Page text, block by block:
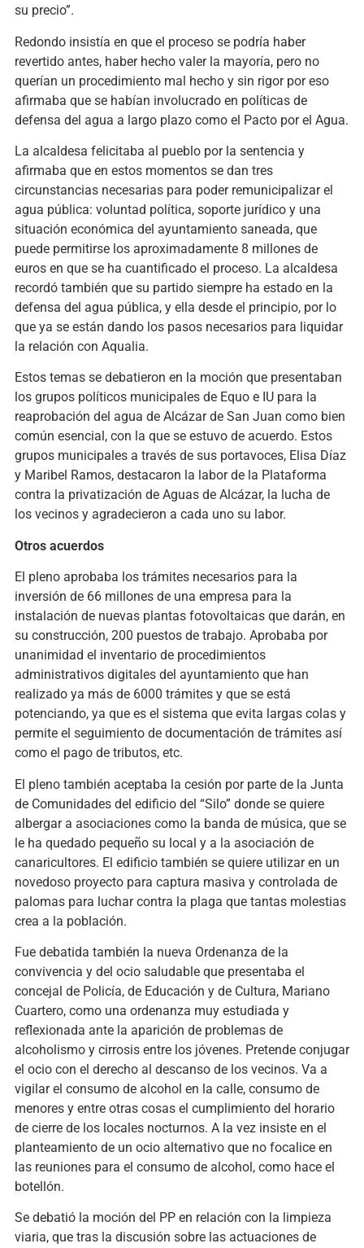
su precio”.
Redondo insistía en que el proceso se podría haber
revertido antes, haber hecho valer la mayoría, pero no
querían un procedimiento mal hecho y sin rigor por eso
afirmaba que se habían involucrado en políticas de
defensa del agua a largo plazo como el Pacto por el Agua.
La alcaldesa felicitaba al pueblo por la sentencia y
afirmaba que en estos momentos se dan tres
circunstancias necesarias para poder remunicipalizar el
agua pública: voluntad política, soporte jurídico y una
situación económica del ayuntamiento saneada, que
puede permitirse los aproximadamente 8 millones de
euros en que se ha cuantificado el proceso. La alcaldesa
recordó también que su partido siempre ha estado en la
defensa del agua pública, y ella desde el principio, por lo
que ya se están dando los pasos necesarios para liquidar
la relación con Aqualia.
Estos temas se debatieron en la moción que presentaban
los grupos políticos municipales de Equo e IU para la
reaprobación del agua de Alcázar de San Juan como bien
común esencial, con la que se estuvo de acuerdo. Estos
grupos municipales a través de sus portavoces, Elisa Díaz
y Maribel Ramos, destacaron la labor de la Plataforma
contra la privatización de Aguas de Alcázar, la lucha de
los vecinos y agradecieron a cada uno su labor.
Otros acuerdos
El pleno aprobaba los trámites necesarios para la
inversión de 66 millones de una empresa para la
instalación de nuevas plantas fotovoltaicas que darán, en
su construcción, 200 puestos de trabajo. Aprobaba por
unanimidad el inventario de procedimientos
administrativos digitales del ayuntamiento que han
realizado ya más de 6000 trámites y que se está
potenciando, ya que es el sistema que evita largas colas y
permite el seguimiento de documentación de trámites así
como el pago de tributos, etc.
El pleno también aceptaba la cesión por parte de la Junta
de Comunidades del edificio del “Silo” donde se quiere
albergar a asociaciones como la banda de música, que se
le ha quedado pequeño su local y a la asociación de
canaricultores. El edificio también se quiere utilizar en un
novedoso proyecto para captura masiva y controlada de
palomas para luchar contra la plaga que tantas molestias
crea a la población.
Fue debatida también la nueva Ordenanza de la
convivencia y del ocio saludable que presentaba el
concejal de Policía, de Educación y de Cultura, Mariano
Cuartero, como una ordenanza muy estudiada y
reflexionada ante la aparición de problemas de
alcoholismo y cirrosis entre los jóvenes. Pretende conjugar
el ocio con el derecho al descanso de los vecinos. Va a
vigilar el consumo de alcohol en la calle, consumo de
menores y entre otras cosas el cumplimiento del horario
de cierre de los locales nocturnos. A la vez insiste en el
planteamiento de un ocio alternativo que no focalice en
las reuniones para el consumo de alcohol, como hace el
botellón.
Se debatió la moción del PP en relación con la limpieza
viaria, que tras la discusión sobre las actuaciones de